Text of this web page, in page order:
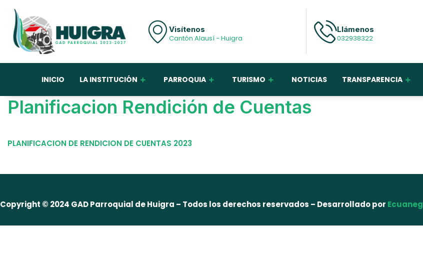
Visítenos
Cantón Alausí - Huigra
Llámenos
032938322
INICIO LA INSTITUCIÓN PARROQUIA TURISMO NOTICIAS TRANSPARENCIA
Planificacion Rendición de Cuentas
PLANIFICACION DE RENDICION DE CUENTAS 2023
Copyright © 2024 GAD Parroquial de Huigra – Todos los derechos reservados – Desarrollado por